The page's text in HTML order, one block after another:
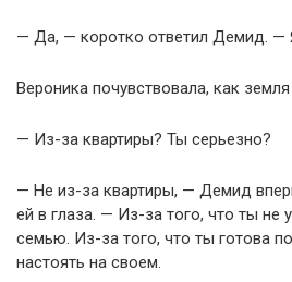
— Да, — коротко ответил Демид. —
Вероника почувствовала, как
— Из-за квартиры? Ты серьезно?
— Не из-за квартиры, — Демид
ей в глаза. — Из-за того, что ты
семью. Из-за того, что ты готова
настоять на своем.